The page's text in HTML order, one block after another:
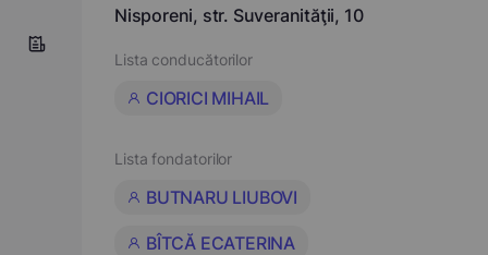
Nisporeni, str. Suveranităţii, 10
Lista conducătorilor
CIORICI MIHAIL
Lista fondatorilor
BUTNARU LIUBOVI
BÎTCĂ ECATERINA